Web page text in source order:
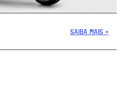
SAIBA MAIS +